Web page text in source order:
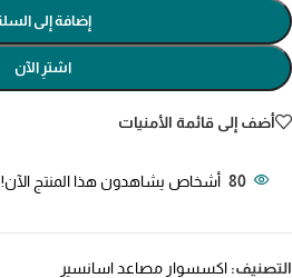
إضافة إلى
اشترِ الآن
أضف إلى قائمة الأمنيات
80 أشخاص يشاهدون هذا المنتج الآن!
التصنيف: اكسسوار مصاعد اسانسير